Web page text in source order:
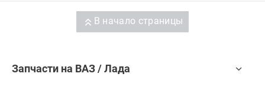
В начало страницы
Запчасти на ВАЗ / Лада